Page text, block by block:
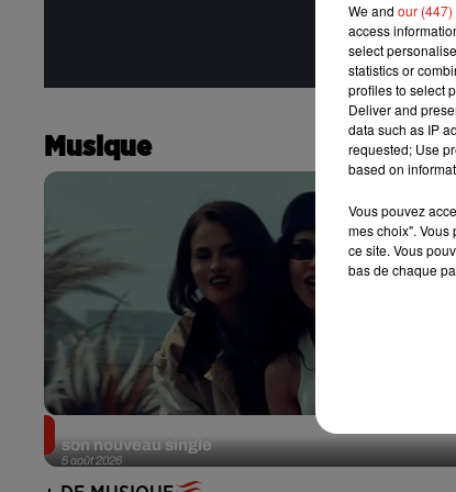
Musique
5 août 2026
Benny Blanco invite Selena Gomez et Becky G sur
son nouveau single
We and our
access
select
statistics or
profiles to select
Deliver and
data such as IP
requested; Use
based on
Vous pouvez
mes choix".
ce site. Vous
bas de chaque